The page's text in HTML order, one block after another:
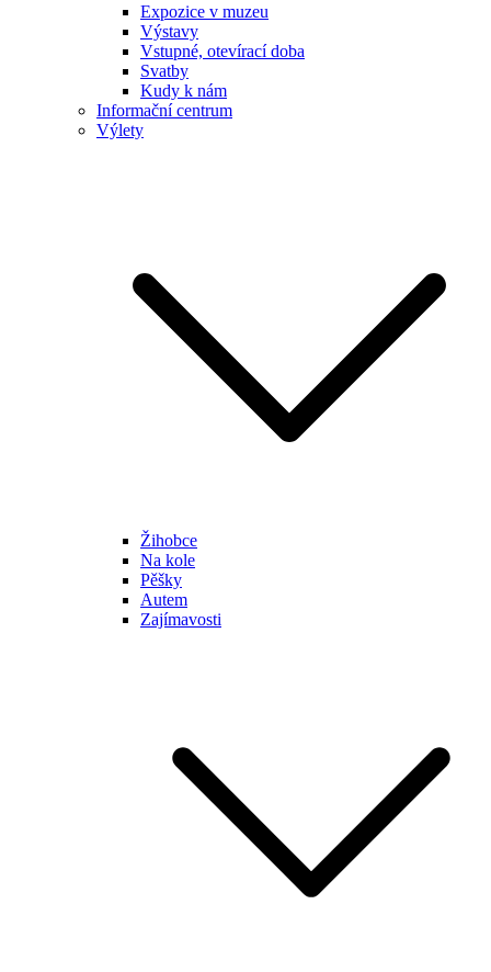
Expozice v muzeu
Výstavy
Vstupné, otevírací doba
Svatby
Kudy k nám
Informační centrum
Výlety
Žihobce
Na kole
Pěšky
Autem
Zajímavosti